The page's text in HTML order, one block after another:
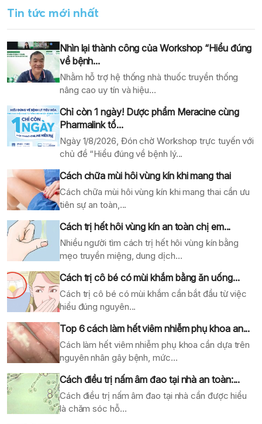
Tin tức mới nhất
Nhìn lại thành công của Workshop “Hiểu đúng
về bệnh...
Nhằm hỗ trợ hệ thống nhà thuốc truyền thống
nâng cao uy tín và hiệu...
Chỉ còn 1 ngày! Dược phẩm Meracine cùng
Pharmalink tổ...
Ngày 1/8/2026, Đón chờ Workshop trực tuyến với
chủ đề “Hiểu đúng về bệnh lý...
Cách chữa mùi hôi vùng kín khi mang thai
Cách chữa mùi hôi vùng kín khi mang thai cần ưu
tiên sự an toàn,...
Cách trị hết hôi vùng kín an toàn chị em...
Nhiều người tìm cách trị hết hôi vùng kín bằng
mẹo truyền miệng, dung dịch...
Cách trị cô bé có mùi khắm bằng ăn uống...
Cách trị cô bé có mùi khắm cần bắt đầu từ việc
hiểu đúng nguyên...
Top 6 cách làm hết viêm nhiễm phụ khoa an...
Cách làm hết viêm nhiễm phụ khoa cần dựa trên
nguyên nhân gây bệnh, mức...
Cách điều trị nấm âm đao tại nhà an toàn:...
Cách điều trị nấm âm đao tại nhà cần được hiểu
là chăm sóc hỗ...